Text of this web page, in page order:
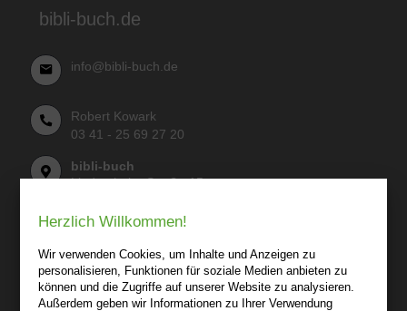
bibli-buch.de
info@bibli-buch.de
Robert Kowark
03 41 - 25 69 27 20
bibli-buch
Lindenthaler Straße 15
Wir sind gerne für Sie persönlich da.
Über bibli-buch.de
+
Herzlich Willkommen!
Wir verwenden Cookies, um Inhalte und Anzeigen zu
personalisieren, Funktionen für soziale Medien anbieten zu
können und die Zugriffe auf unserer Website zu analysieren.
Außerdem geben wir Informationen zu Ihrer Verwendung